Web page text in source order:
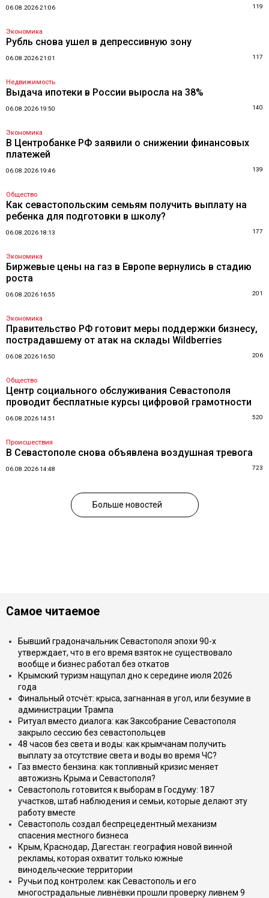
06.08.2026 21:06 119
Экономика
Рубль снова ушел в депрессивную зону
06.08.2026 21:01 117
Недвижимость
Выдача ипотеки в России выросла на 38%
06.08.2026 19:50 140
Экономика
В Центробанке РФ заявили о снижении финансовых
платежей
06.08.2026 19:46 139
Общество
Как севастопольским семьям получить выплату на
ребенка для подготовки в школу?
06.08.2026 18:13 177
Экономика
Биржевые цены на газ в Европе вернулись в стадию
роста
06.08.2026 16:55 201
Экономика
Правительство РФ готовит меры поддержки бизнесу,
пострадавшему от атак на склады Wildberries
06.08.2026 16:50 206
Общество
Центр социального обслуживания Севастополя
проводит бесплатные курсы цифровой грамотности
06.08.2026 14:51 520
Происшествия
В Севастополе снова объявлена воздушная тревога
06.08.2026 14:48 723
Больше новостей
Самое читаемое
Бывший градоначальник Севастополя эпохи 90-х
утверждает, что в его время взяток не существовало
вообще и бизнес работал без откатов
Крымский туризм нащупал дно к середине июля 2026
года
Финальный отсчёт: крыса, загнанная в угол, или безумие в
администрации Трампа
Ритуал вместо диалога: как Заксобрание Севастополя
закрыло сессию без севастопольцев
48 часов без света и воды: как крымчанам получить
выплату за отсутствие света и воды во время ЧС?
Газ вместо бензина: как топливный кризис меняет
автожизнь Крыма и Севастополя?
Севастополь готовится к выборам в Госдуму: 187
участков, штаб наблюдения и семьи, которые делают эту
работу вместе
Севастополь создал беспрецедентный механизм
спасения местного бизнеса
Крым, Краснодар, Дагестан: география новой винной
рекламы, которая охватит только южные
винодельческие территории
Ручьи под контролем: как Севастополь и его
многострадальные ливнёвки прошли проверку ливнем 9